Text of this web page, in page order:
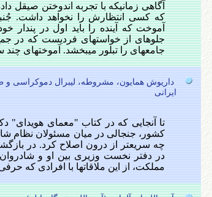
آگاهی زمانیکه با تجربه اندوختن صیقل
که کسی انتظارش را نخواهد داشت.
آموخت که آینده را باید اول در پندار
جلوه‏ای از خواست‏های فردیست که در
جامعه‏ای را تبلور می‏بخشد. آموخت‏های
داریوش همایون، مشروطه، لیبرال دموکراسی و
ایرانی
تا آنجایی که در کتاب "معمای هویدای"
کشور، جنجالی در میان مسئولان نظام
چه سریعتر از درون اصلاح کرد. در
در دفتر نخست وزیری بین او و شادروان
مملکت، از این ملاقات‏ها با افرادی که